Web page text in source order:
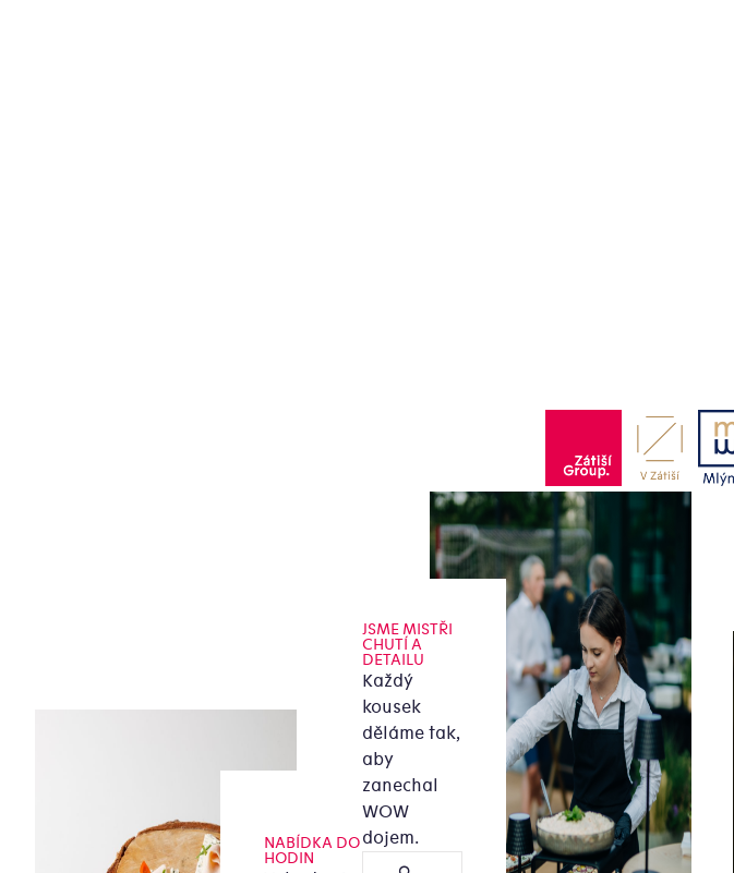
NABÍDKA DO 24
HODIN
JSME MISTŘI
CHUTÍ A
DETAILU
Každý
kousek
děláme tak,
aby
zanechal
WOW
dojem.